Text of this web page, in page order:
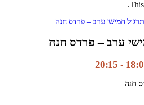
This
חמישי ערב – פרדס חנה
ערב – פרדס חנה
-
20:15